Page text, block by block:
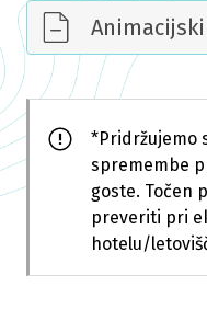
*Pridržujemo
spremembe
goste. Točen
preveriti pri
hotelu/